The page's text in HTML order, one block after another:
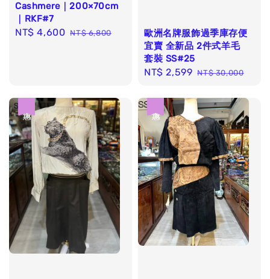
Cashmere｜200×70cm
｜RKF#7
Sale
NT$ 4,600 Regular
NT$ 6,800
歐洲名牌服飾過季庫存便
宜賣 全新品 2件式羊毛
套裝 SS#25
Sale
NT$ 2,599 Regular
NT$ 30,000